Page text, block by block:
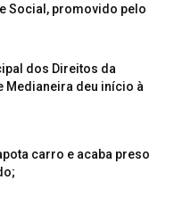
Social, promovido pelo
dos Direitos da
Medianeira deu início à
carro e acaba preso